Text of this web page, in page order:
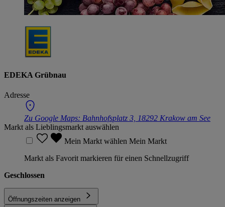
EDEKA Grübnau
Adresse
Zu Google Maps: Bahnhofsplatz 3, 18292 Krakow am See
Markt als Lieblingsmarkt auswählen
Mein Markt wählen Mein Markt
Markt als Favorit markieren für einen Schnellzugriff
Geschlossen
Öffnungszeiten anzeigen